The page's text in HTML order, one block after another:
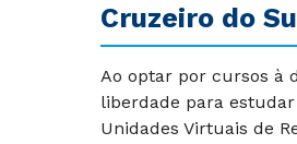
Cruzeiro do
Ao optar por cursos à
liberdade para
Unidades Virtuais de